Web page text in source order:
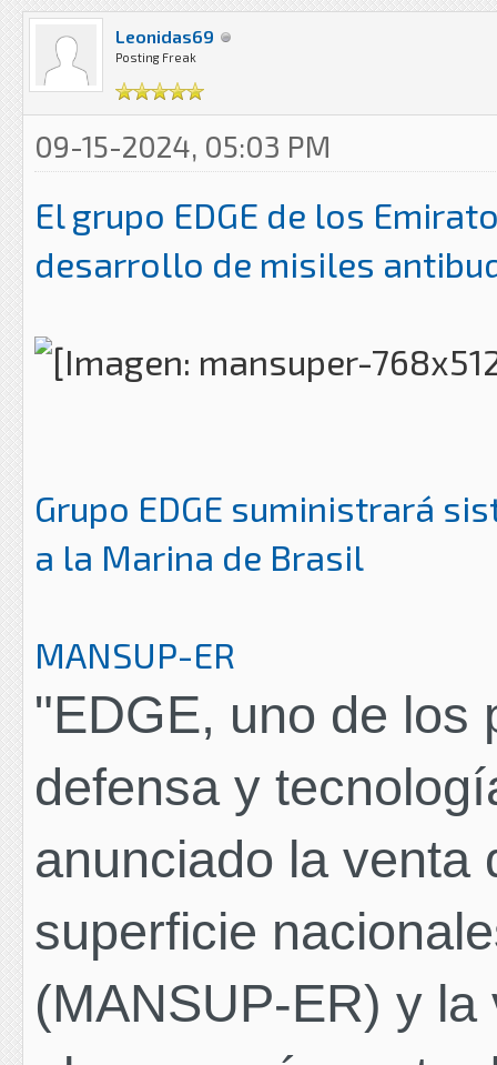
Leonidas69
Posting Freak
09-15-2024, 05:03 PM
El grupo EDGE de los
desarrollo de misiles
Grupo EDGE suministrará
a la Marina de Brasil
MANSUP-ER
"EDGE, uno de los
defensa y
anunciado la venta
superficie
(MANSUP-ER) y